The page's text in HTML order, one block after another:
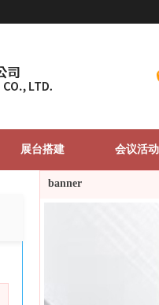
展台搭建 会议活动
banner